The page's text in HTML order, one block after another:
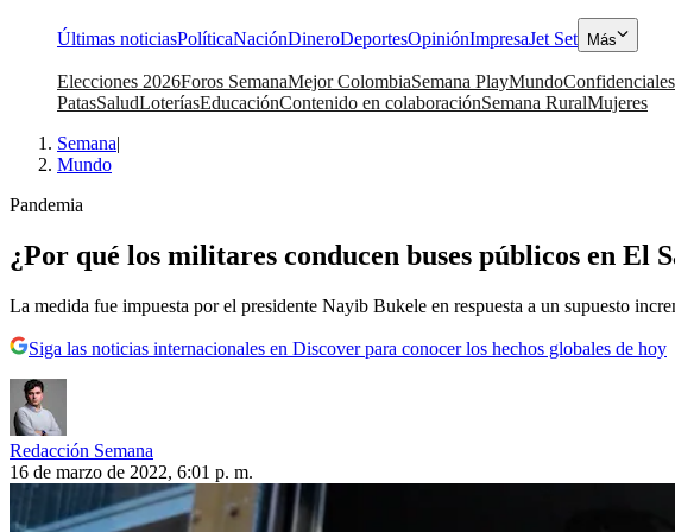
Últimas noticiasPolíticaNaciónDineroDeportesOpiniónImpresaJet Set Más
Elecciones 2026Foros SemanaMejor ColombiaSemana PlayMundoConfidenciales
PatasSaludLoteríasEducaciónContenido en colaboraciónSemana RuralMujeres
Semana|
Mundo
Pandemia
¿Por qué los militares conducen buses públicos en El
La medida fue impuesta por el presidente Nayib Bukele en respuesta a un supuesto
Siga las noticias internacionales en Discover para conocer los hechos globales de hoy
Redacción Semana
16 de marzo de 2022, 6:01 p. m.